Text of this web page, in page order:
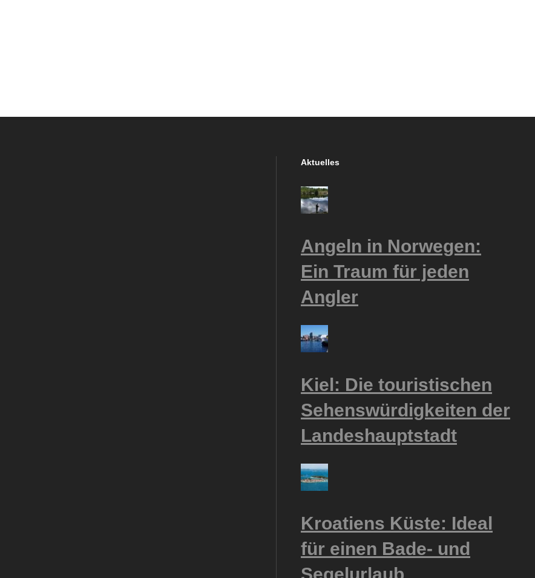
Aktuelles
Angeln in Norwegen:
Ein Traum für jeden
Angler
Kiel: Die touristischen
Sehenswürdigkeiten der
Landeshauptstadt
Kroatiens Küste: Ideal
für einen Bade- und